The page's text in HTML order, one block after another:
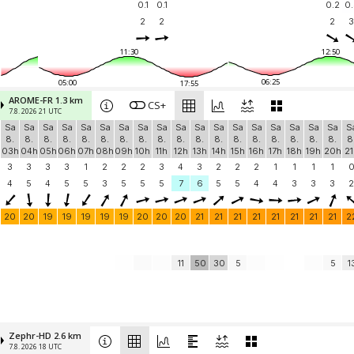
0.1 0.1 0.2
2
2 2 3
11:30
05:00 17:55
12:50
06:25
AROME-FR 1.3 km
7.8. 2026 21 UTC CS+
Sa
8.
03h
Sa
8.
04h
Sa
8.
05h
Sa
8.
06h
Sa
8.
07h
Sa
8.
08h
Sa
8.
09h
Sa
8.
10h
Sa
8.
11h
Sa
8.
12h
Sa
8.
13h
Sa
8.
14h
Sa
8.
15h
Sa
8.
16h
Sa
8.
17h
Sa
8.
18h
Sa
8.
19h
Sa
8.
20h
3
3 3 3 1 2 2 2 3 4 3 2 2 2 1 1 1 1
0
4
5 4 5 5 3 5 5 5 7 6 5 5 4 4 3 3 3 2
20 20 19 19 19 19 19 20 20 20 21 21 21 21 21 21 21 21
11 50 30 5 5
Zephr-HD 2.6 km
7.8. 2026 18 UTC